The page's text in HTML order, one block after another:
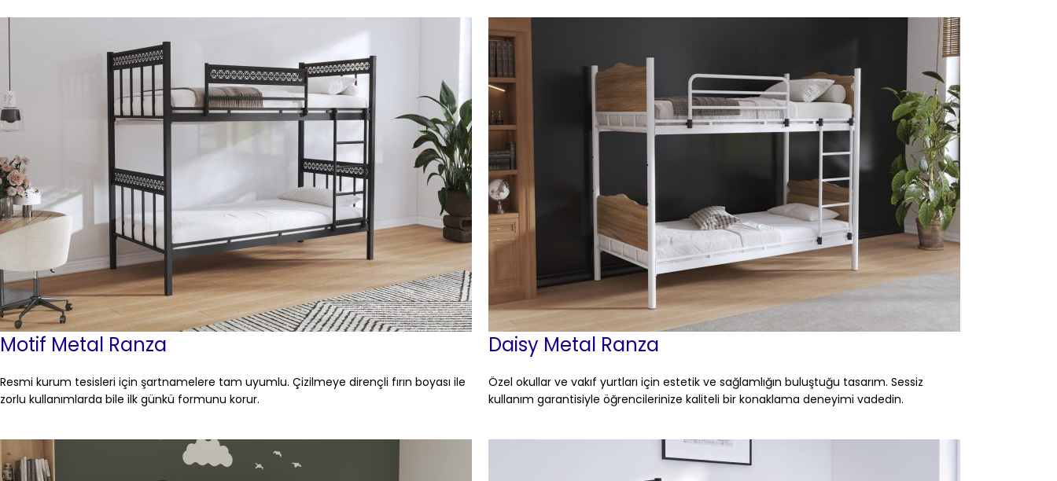
Motif Metal Ranza
Resmi kurum tesisleri için şartnamelere tam uyumlu. Çizilmeye dirençli fırın boyası ile
zorlu kullanımlarda bile ilk günkü formunu korur.
Daisy Metal Ranza
Özel okullar ve vakıf yurtları için estetik ve sağlamlığın buluştuğu tasarım. Sessiz
kullanım garantisiyle öğrencilerinize kaliteli bir konaklama deneyimi vadedin.